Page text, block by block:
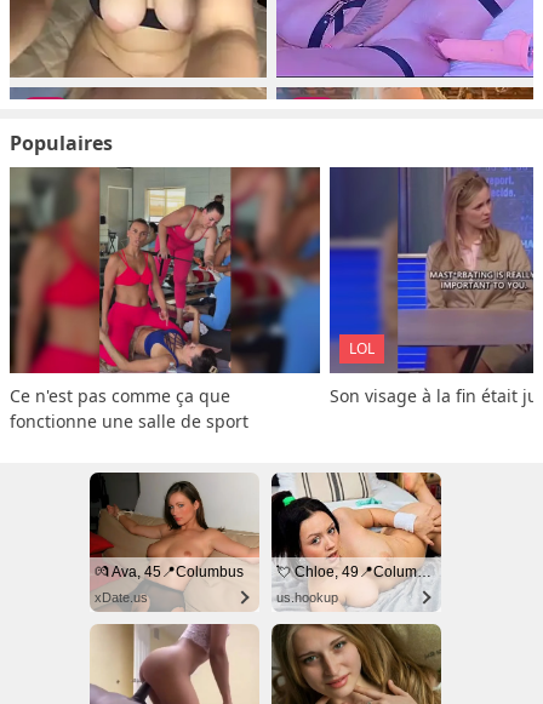
Populaires
Ce n'est pas comme ça que
fonctionne une salle de sport
LOL
Son visage à la fin était